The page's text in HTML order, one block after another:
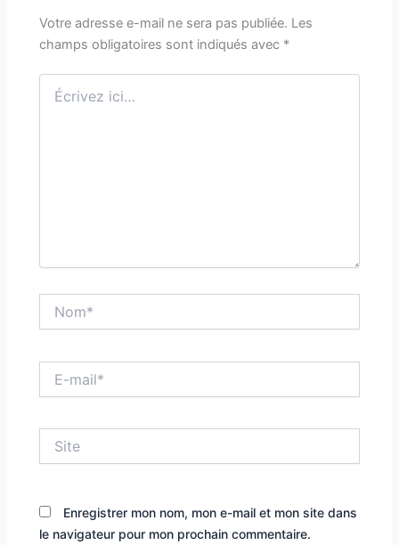
Votre adresse e-mail ne sera pas publiée. Les
champs obligatoires sont indiqués avec *
ici…
mail*
Enregistrer mon nom, mon e-mail et mon site dans
le navigateur pour mon prochain commentaire.